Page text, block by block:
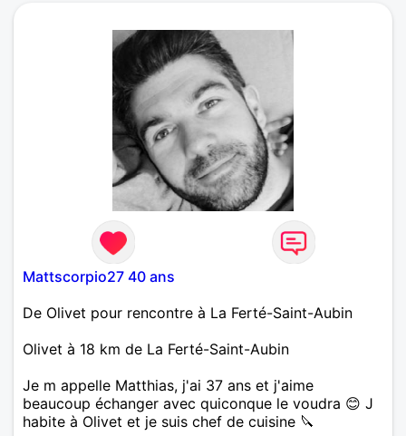
t'arrêtes pour admirer un arc en ciel, si tu est prête
à une relation éphémère et durable fais moi signe.
Mattscorpio27 40 ans
De Olivet pour rencontre à La Ferté-Saint-Aubin
Olivet à 18 km de La Ferté-Saint-Aubin
Je m appelle Matthias, j'ai 37 ans et j'aime
beaucoup échanger avec quiconque le voudra 😊 J
habite à Olivet et je suis chef de cuisine 🔪